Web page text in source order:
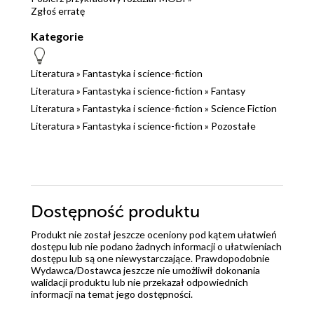
Mimo, że to kontrowersyjny temat i przypuszczam, że
powieść tak kontrowersyjną, że strach powiedzieć,
że jest po prostu świetna. Alternatywnych
rzeczywistości w literaturze można szukać i znaleźć je
bez problemu, ale któż miałby odwagę z Hitlera zrobić
człowieka zbierającego nagrody za napisane przez
siebie powieści? No i które wydawnictwo
jakie ujrzały światło dzienne. Oby takich więcej!
Zgłoś erratę
Kategorie
Literatura » Fantastyka i science-fiction
Literatura » Fantastyka i science-fiction » Fantasy
Literatura » Fantastyka i science-fiction » Science Fiction
Literatura » Fantastyka i science-fiction » Pozostałe
Dostępność produktu
Produkt nie został jeszcze oceniony pod kątem ułatwień
dostępu lub nie podano żadnych informacji o ułatwieniach
dostępu lub są one niewystarczające. Prawdopodobnie
Wydawca/Dostawca jeszcze nie umożliwił dokonania
walidacji produktu lub nie przekazał odpowiednich
informacji na temat jego dostępności.